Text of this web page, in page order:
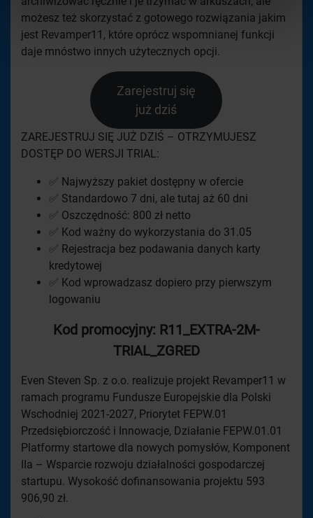
możesz też skorzystać z gotowego rozwiązania jakim
jest Revamper11, które oprócz wspomnianej funkcji
daje mnóstwo innych użytecznych opcji.
Zarejestruj się
już dziś
ZAREJESTRUJ SIĘ JUŻ DZIŚ – OTRZYMUJESZ
DOSTĘP DO WERSJI TRIAL:
✅ Najwyższy pakiet dostępny w ofercie
✅ Standardowo 7 dni, ale tutaj aż 60 dni
✅ Oszczędność: 800 zł netto
✅ Kod ważny do wykorzystania do 31.05
✅ Rejestracja bez podawania danych karty
kredytowej
✅ Kod wprowadzasz dopiero przy pierwszym
logowaniu
Kod promocyjny: R11_EXTRA-2M-
TRIAL_ZGRED
Even Steven Sp. z o.o. realizuje projekt Revamper11 w
ramach programu Fundusze Europejskie dla Polski
Wschodniej 2021-2027, Priorytet FEPW.01
Przedsiębiorczość i Innowacje, Działanie FEPW.01.01
Platformy startowe dla nowych pomysłów, Komponent
IIa – Wsparcie rozwoju działalności gospodarczej
startupu. Wysokość dofinansowania projektu 593
906,90 zł.